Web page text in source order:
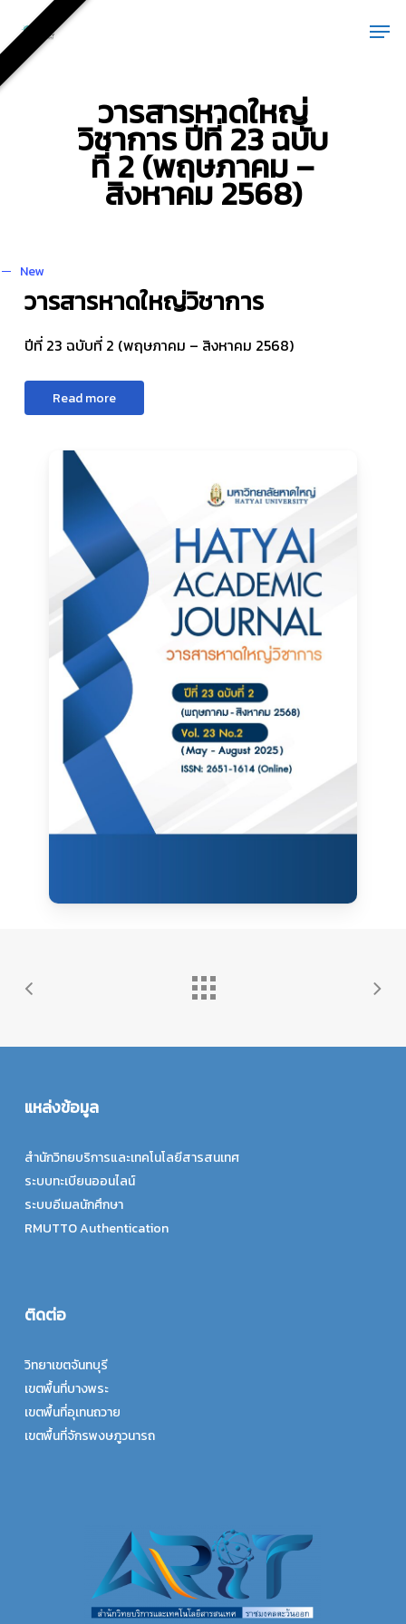
main
content
วารสารหาดใหญ่
วิชาการ ปีที่ 23 ฉบับ
ที่ 2 (พฤษภาคม –
สิงหาคม 2568)
New
วารสารหาดใหญ่วิชาการ
ปีที่ 23 ฉบับที่ 2 (พฤษภาคม – สิงหาคม 2568)
Read more
แหล่งข้อมูล
สำนักวิทยบริการและเทคโนโลยีสารสนเทศ
ระบบทะเบียนออนไลน์
ระบบอีเมลนักศึกษา
RMUTTO Authentication
ติดต่อ
วิทยาเขตจันทบุรี
เขตพื้นที่บางพระ
เขตพื้นที่อุเทนถวาย
เขตพื้นที่จักรพงษภูวนารถ